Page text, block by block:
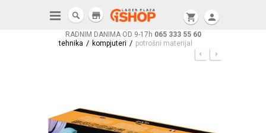
RADNIM DANIMA OD 9-17h 065 333 55 60
shopping_cart person
store
tehnika / kompjuteri / potrošni materijal